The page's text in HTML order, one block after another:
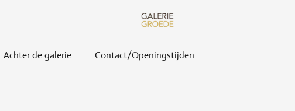
Achter de galerie Contact/Openingstijden